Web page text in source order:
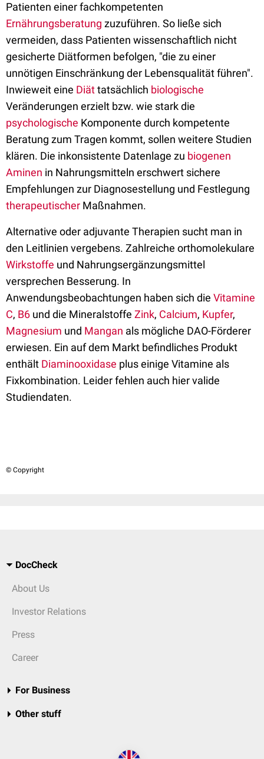
Patienten einer fachkompetenten
Ernährungsberatung zuzuführen. So ließe sich
vermeiden, dass Patienten wissenschaftlich nicht
gesicherte Diätformen befolgen, "die zu einer
unnötigen Einschränkung der Lebensqualität führen".
Inwieweit eine Diättatsächlich biologische
Veränderungen erzielt bzw. wie stark die
psychologische Komponente durch kompetente
Beratung zum Tragen kommt, sollen weitere Studien
klären. Die inkonsistente Datenlage zu biogenen
Aminen in Nahrungsmitteln erschwert sichere
Empfehlungen zur Diagnosestellung und Festlegung
therapeutischer Maßnahmen.
Alternative oder adjuvante Therapien sucht man in
den Leitlinien vergebens. Zahlreiche orthomolekulare
Wirkstoffe und Nahrungsergänzungsmittel
versprechen Besserung. In
Anwendungsbeobachtungen haben sich die Vitamine
C, B6 und die Mineralstoffe Zink, Calcium, Kupfer,
Magnesium und Mangan als mögliche DAO-Förderer
erwiesen. Ein auf dem Markt befindliches Produkt
enthält Diaminooxidase plus einige Vitamine als
Fixkombination. Leider fehlen auch hier valide
Studiendaten.
© Copyright
DocCheck
About Us
Investor Relations
Press
Career
For Business
Other stuff